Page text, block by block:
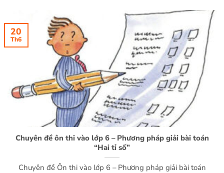
Chuyên đề ôn thi vào lớp 6 – Phương pháp giải bài toán
“Hai tỉ số”
Chuyên đề Ôn thi vào lớp 6 – Phương pháp giải bài toán
20
Th6